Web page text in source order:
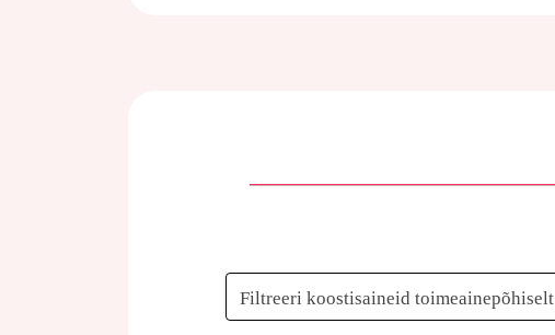
Filtreeri koostisaineid toimeainepõhiselt